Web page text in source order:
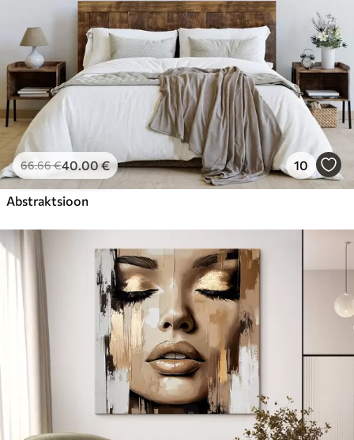
66.66€40.00€ 10
Abstraktsioon